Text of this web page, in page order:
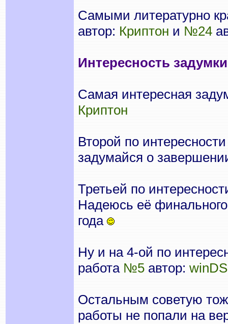
Самыми литературно
автор: Криптон и №24
Интересность
Самая интересная
Криптон
Второй по
задумайся о
Третьей по
Надеюсь её
года
Ну и на 4-ой по
работа №5 автор: winDS
Остальным советую
работы не попали на